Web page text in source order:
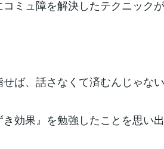
ミュ障を解決したテクニック
ば、話さなくて済むんじゃな
効果』を勉強したことを思い出